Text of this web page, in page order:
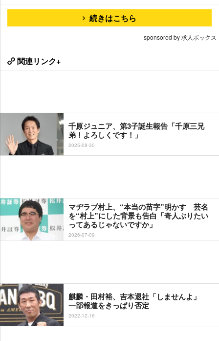
続きはこちら
sponsored by 求人ボックス
関連リンク+
千原ジュニア、第3子誕生報告「千原三兄
弟！よろしくです！」
2025-08-30
マヂラブ村上、“本当の苗字”明かす 芸名
を“村上”にした背景も告白「奇人ぶりたい
ってあるじゃないですか」
2026-07-09
麒麟・田村裕、吉本退社「しませんよ」
一部報道をきっぱり否定
2022-12-16